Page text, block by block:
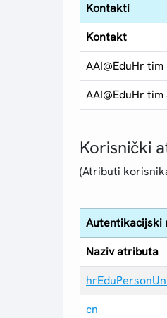
Kontakti
Kontakt
AAI@EduHr
AAI@EduHr
Korisnički
(Atributi
Autentikacijski
Naziv atributa
cn